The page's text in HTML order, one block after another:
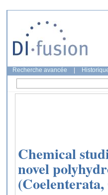
Recherche avancée
Chemical
novel